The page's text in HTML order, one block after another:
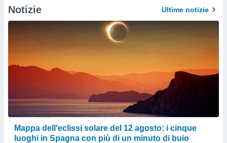
Notizie Ultime notizie
Mappa dell'eclissi solare del 12 agosto: i cinque
luoghi in Spagna con più di un minuto di buio